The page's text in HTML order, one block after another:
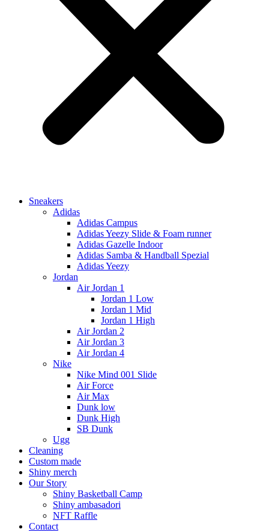
Sneakers
Adidas
Adidas Campus
Adidas Yeezy Slide & Foam runner
Adidas Gazelle Indoor
Adidas Samba & Handball Spezial
Adidas Yeezy
Jordan
Air Jordan 1
Jordan 1 Low
Jordan 1 Mid
Jordan 1 High
Air Jordan 2
Air Jordan 3
Air Jordan 4
Nike
Nike Mind 001 Slide
Air Force
Air Max
Dunk low
Dunk High
SB Dunk
Ugg
Cleaning
Custom made
Shiny merch
Our Story
Shiny Basketball Camp
Shiny ambasadori
NFT Raffle
Contact